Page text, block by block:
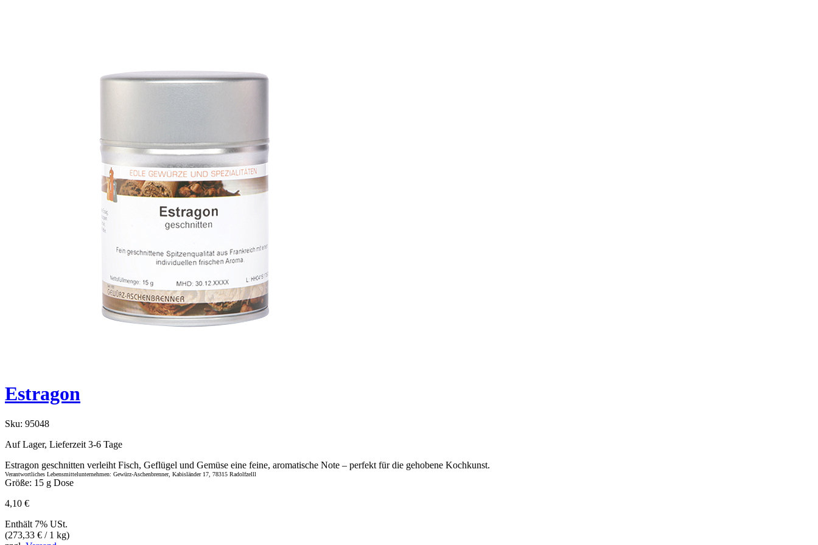
Estragon
Sku: 95048
Auf Lager, Lieferzeit 3-6 Tage
Estragon geschnitten verleiht Fisch, Geflügel und Gemüse eine feine, aromatische Note – perfekt für die gehobene Kochkunst.
Verantwortliches Lebensmittelunternehmen: Gewürz-Aschenbrenner, Kabisländer 17, 78315 Radolfzelll
Größe: 15 g Dose
4,10 €
Enthält 7% USt.
(273,33 € / 1 kg)